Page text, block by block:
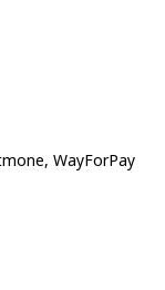
WayForPay